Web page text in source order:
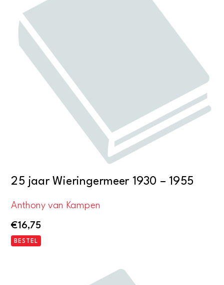
25 jaar Wieringermeer 1930 – 1955
Anthony van Kampen
€16,75
BESTEL